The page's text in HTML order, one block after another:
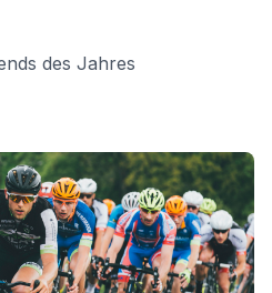
des Jahres